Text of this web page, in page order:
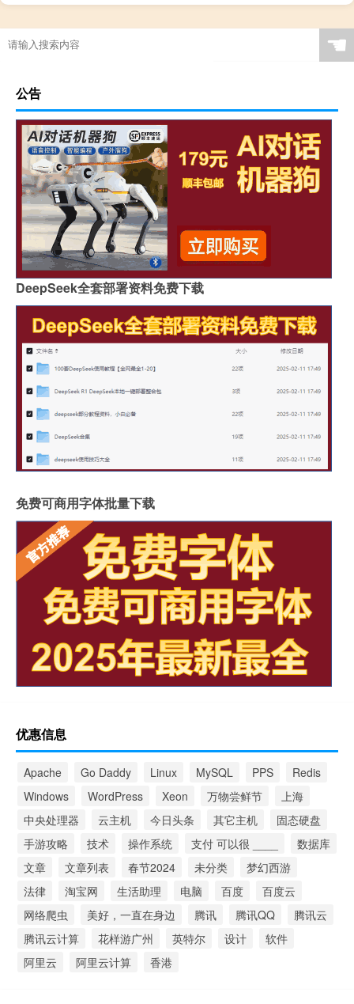
☚
公告
DeepSeek全套部署资料免费下载
免费可商用字体批量下载
优惠信息
Apache Go Daddy Linux MySQL PPS
Redis
Windows
WordPress Xeon 万物尝鲜节
上海
中央处理器
云主机 今日头条 其它主机
固态硬盘
手游攻略
技术 操作系统 支付 可以很 ____
数据库
文章
文章列表 春节2024 未分类
梦幻西游
法律
淘宝网 生活助理 电脑 百度
百度云
网络爬虫
美好，一直在身边 腾讯 腾讯QQ
腾讯云
腾讯云计算
花样游广州 英特尔 设计
软件
阿里云
阿里云计算 香港